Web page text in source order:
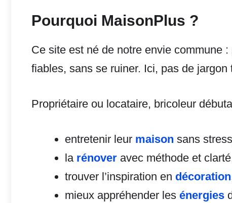
Pourquoi MaisonPlus ?
Ce site est né de notre envie commune
fiables, sans se ruiner. Ici, pas de
Propriétaire ou locataire, bricoleur
entretenir leur maison sans
la rénover avec méthode et
trouver l’inspiration en décoration
mieux appréhender les énergies